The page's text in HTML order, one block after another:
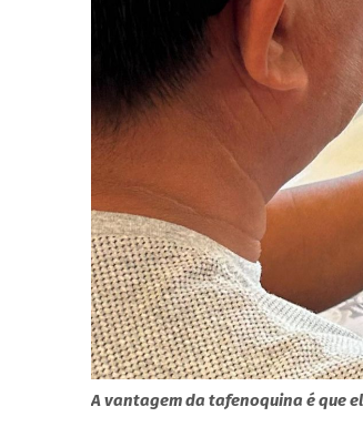
A vantagem da tafenoquina é que